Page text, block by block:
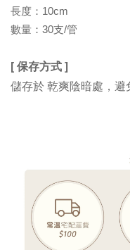
長度：10cm
數量：30支/管
[ 保存方式 ]
儲存於 乾爽陰暗處，